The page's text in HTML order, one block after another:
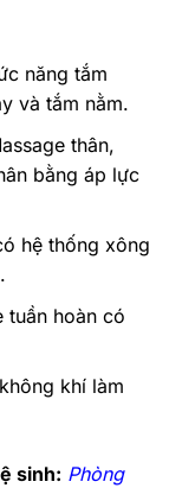
năng tắm
và tắm nằm.
thân,
bằng áp lực
hệ thống xông
tuần hoàn có
khí làm
sinh: Phòng